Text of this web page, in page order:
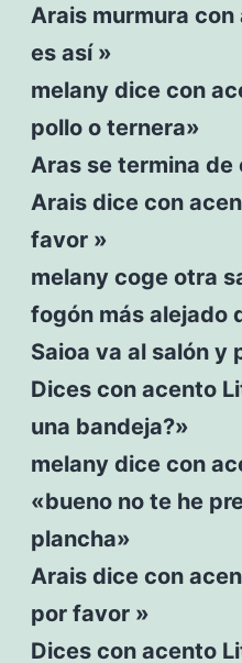
Arais murmura
es así »
melany dice con
pollo o ternera»
Aras se termina
Arais dice con
favor »
melany coge otra
fogón más alejado
Saioa va al salón y
Dices con acento
una bandeja?»
melany dice con
«bueno no te he
plancha»
Arais dice con
por favor »
Dices con acento